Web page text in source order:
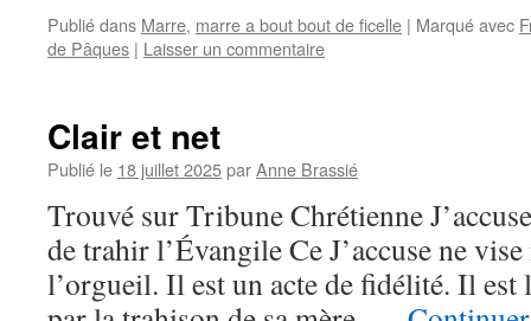
Publié dans Marre, marre a bout bout de ficelle | Marqué avec
de Pâques | Laisser un commentaire
Clair et net
Publié le 18 juillet 2025parAnne Brassié
Trouvé sur Tribune Chrétienne
de trahir l’Évangile Ce J’accuse ne
l’orgueil. Il est un acte de fidélité. Il est